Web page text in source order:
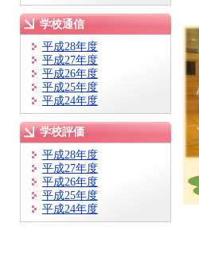
学校通信
平成28年度
平成27年度
平成26年度
平成25年度
平成24年度
学校評価
平成28年度
平成27年度
平成26年度
平成25年度
平成24年度